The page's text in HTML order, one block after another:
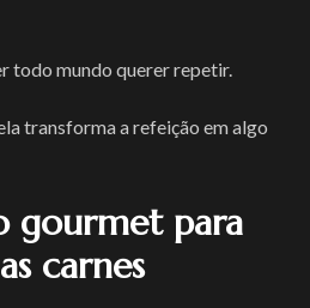
todo mundo querer repetir.
transforma a refeição em algo
gourmet para
carnes